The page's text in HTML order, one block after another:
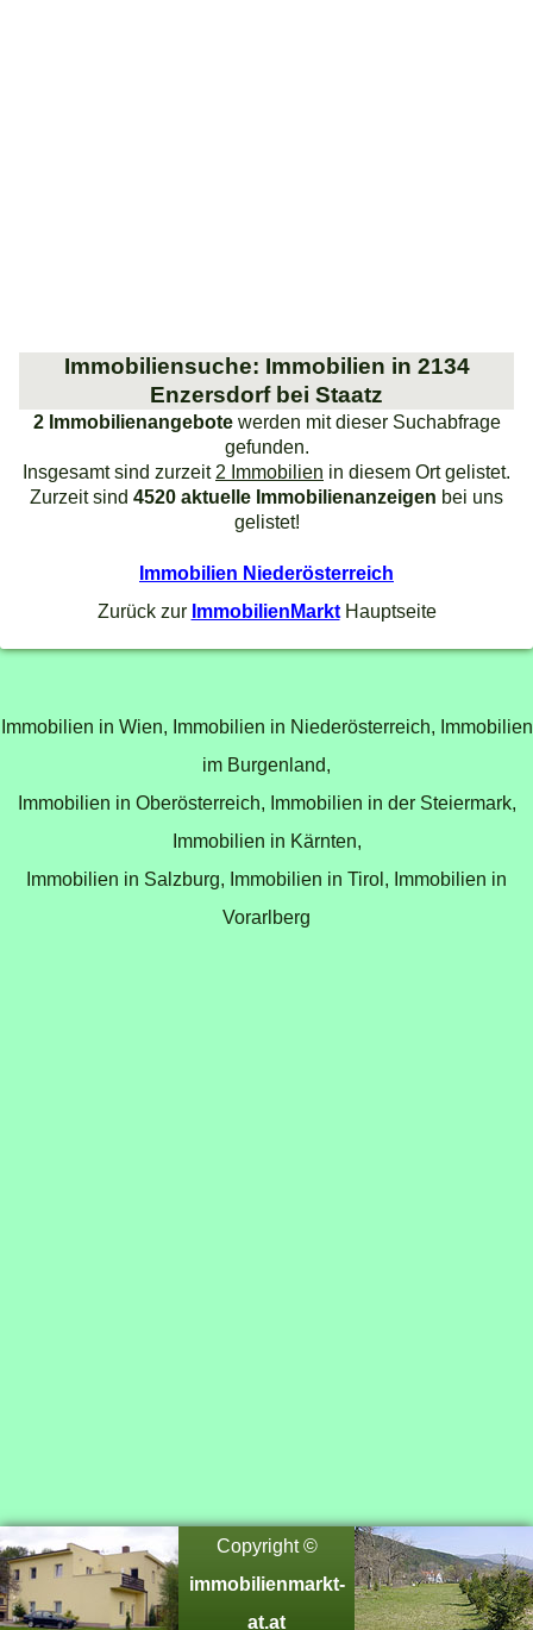
Immobiliensuche: Immobilien in 2134
Enzersdorf bei Staatz
2 Immobilienangebotewerden mit dieser Suchabfrage
gefunden.
Insgesamt sind zurzeit 2 Immobilien in diesem Ort gelistet.
Zurzeit sind 4520 aktuelle Immobilienanzeigen bei uns
gelistet!
Immobilien Niederösterreich
Zurück zur ImmobilienMarktHauptseite
Immobilien in Wien, Immobilien in Niederösterreich, Immobilien
im Burgenland,
Immobilien in Oberösterreich, Immobilien in der Steiermark,
Immobilien in Kärnten,
Immobilien in Salzburg, Immobilien in Tirol, Immobilien in
Vorarlberg
Copyright ©
immobilienmarkt-
at.at